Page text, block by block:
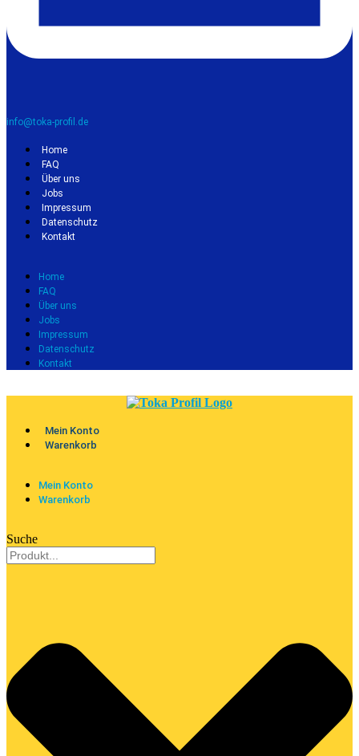
info@toka-profil.de
Home
FAQ
Über uns
Jobs
Impressum
Datenschutz
Kontakt
Home
FAQ
Über uns
Jobs
Impressum
Datenschutz
Kontakt
Mein Konto
Warenkorb
Mein Konto
Warenkorb
Suche